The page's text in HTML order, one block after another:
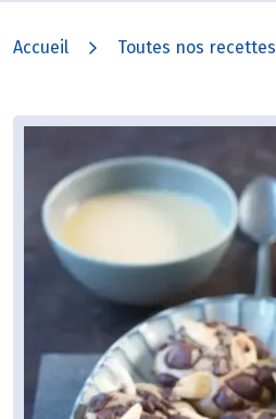
Accueil Toutes nos recettes